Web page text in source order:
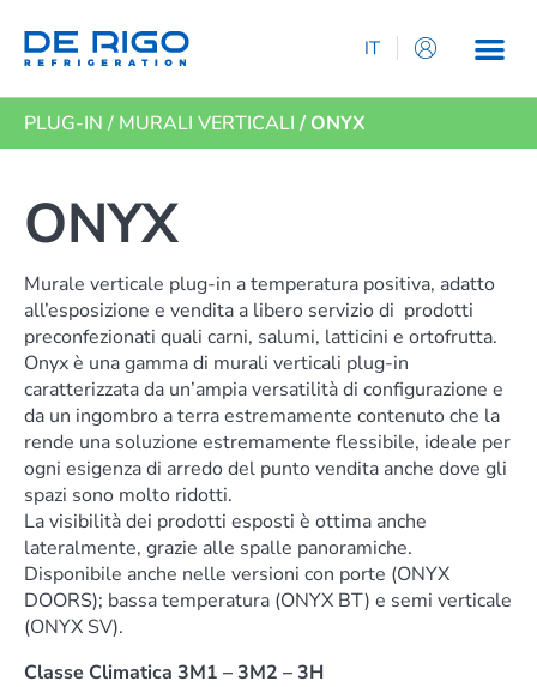
IT
EN
PLUG-IN / MURALI VERTICALI / ONYX
ONYX
Murale verticale plug-in a temperatura positiva, adatto
all’esposizione e vendita a libero servizio di prodotti
preconfezionati quali carni, salumi, latticini e ortofrutta.
Onyx è una gamma di murali verticali plug-in
caratterizzata da un’ampia versatilità di configurazione e
da un ingombro a terra estremamente contenuto che la
rende una soluzione estremamente flessibile, ideale per
ogni esigenza di arredo del punto vendita anche dove gli
spazi sono molto ridotti.
La visibilità dei prodotti esposti è ottima anche
lateralmente, grazie alle spalle panoramiche.
Disponibile anche nelle versioni con porte (ONYX
DOORS); bassa temperatura (ONYX BT) e semi verticale
(ONYX SV).
Classe Climatica 3M1 – 3M2 – 3H